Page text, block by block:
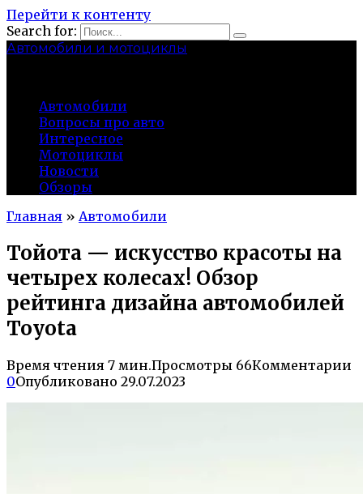
Перейти к контенту
Search for:
Автомобили и мотоциклы
Автомобили
Вопросы про авто
Интересное
Мотоциклы
Новости
Обзоры
Главная » Автомобили
Тойота — искусство красоты на
четырех колесах! Обзор
рейтинга дизайна автомобилей
Toyota
Время чтения 7 мин.Просмотры 66Комментарии
0Опубликовано 29.07.2023